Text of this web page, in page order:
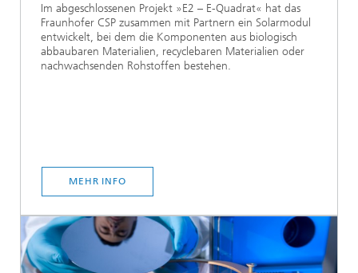
Im abgeschlossenen Projekt »E2 – E-Quadrat« hat das
Fraunhofer CSP zusammen mit Partnern ein Solarmodul
entwickelt, bei dem die Komponenten aus biologisch
abbaubaren Materialien, recyclebaren Materialien oder
nachwachsenden Rohstoffen bestehen.
MEHR INFO